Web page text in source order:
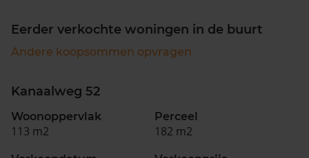
Eerder verkochte woningen in de buurt
Andere koopsommen opvragen
Kanaalweg 52
Woonoppervlak
113 m2
Perceel
182 m2